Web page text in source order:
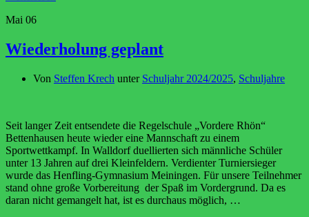
Mai 06
Wiederholung geplant
Von Steffen Krech unter Schuljahr 2024/2025, Schuljahre
Seit langer Zeit entsendete die Regelschule „Vordere Rhön“
Bettenhausen heute wieder eine Mannschaft zu einem
Sportwettkampf. In Walldorf duellierten sich männliche Schüler
unter 13 Jahren auf drei Kleinfeldern. Verdienter Turniersieger
wurde das Henfling-Gymnasium Meiningen. Für unsere Teilnehmer
stand ohne große Vorbereitung der Spaß im Vordergrund. Da es
daran nicht gemangelt hat, ist es durchaus möglich, …